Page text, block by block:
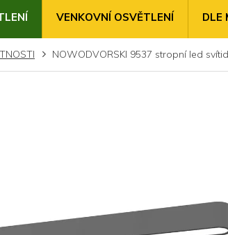
VENKOVNÍ OSVĚTLENÍ DLE
NOWODVORSKI 9537 stropní led